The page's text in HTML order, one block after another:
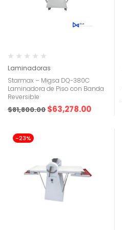
Laminadoras
Starmax – Migsa DQ-380C
Laminadora de Piso con Banda
Reversible
$81,800.00 $63,278.00
-23%